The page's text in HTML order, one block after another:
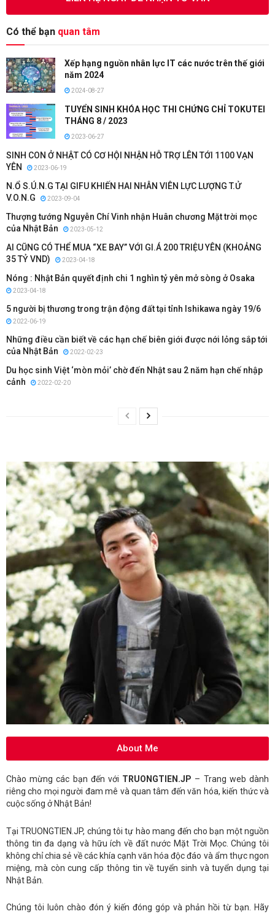
Có thể bạn quan tâm
Xếp hạng nguồn nhân lực IT các nước trên thế giới
năm 2024
2024-08-27
TUYỂN SINH KHÓA HỌC THI CHỨNG CHỈ TOKUTEI
THÁNG 8 / 2023
2023-06-27
SINH CON Ở NHẬT CÓ CƠ HỘI NHẬN HỖ TRỢ LÊN TỚI 1100 VẠN
YÊN
2023-06-19
N.Ổ S.Ú.N.G TẠI GIFU KHIẾN HAI NHÂN VIÊN LỰC LƯỢNG T.Ử
V.O.N.G
2023-09-04
Thượng tướng Nguyễn Chí Vinh nhận Huân chương Mặt trời mọc
của Nhật Bản
2023-05-12
AI CŨNG CÓ THỂ MUA “XE BAY” VỚI GI.Á 200 TRIỆU YÊN (KHOẢNG
35 TỶ VND)
2023-04-18
Nóng : Nhật Bản quyết định chi 1 nghìn tỷ yên mở sòng ở Osaka
2023-04-18
5 người bị thương trong trận động đất tại tỉnh Ishikawa ngày 19/6
2022-06-19
Những điều cần biết về các hạn chế biên giới được nới lỏng sắp tới
của Nhật Bản
2022-02-23
Du học sinh Việt ‘mòn mỏi’ chờ đến Nhật sau 2 năm hạn chế nhập
cảnh
2022-02-20
About Me
Chào mừng các bạn đến với TRUONGTIEN.JP – Trang web dành
riêng cho mọi người đam mê và quan tâm đến văn hóa, kiến thức và
cuộc sống ở Nhật Bản!
Tại TRUONGTIEN.JP, chúng tôi tự hào mang đến cho bạn một nguồn
thông tin đa dạng và hữu ích về đất nước Mặt Trời Mọc. Chúng tôi
không chỉ chia sẻ về các khía cạnh văn hóa độc đáo và ẩm thực ngon
miệng, mà còn cung cấp thông tin về tuyển sinh và tuyển dụng tại
Nhật Bản.
Chúng tôi luôn chào đón ý kiến đóng góp và phản hồi từ bạn. Hãy